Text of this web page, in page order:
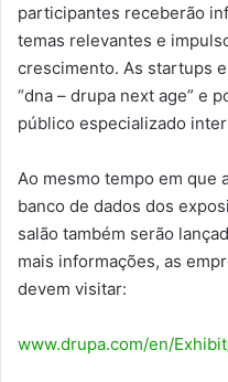
participantes receberão
temas relevantes e
crescimento. As startups
“dna – drupa next age” e
público especializado
Ao mesmo tempo em que
banco de dados dos
salão também serão
mais informações, as
devem visitar:
www.drupa.com/en/